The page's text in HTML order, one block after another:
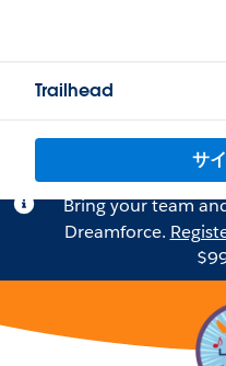
Trailhead
サ
Bring your team
Dreamforce.